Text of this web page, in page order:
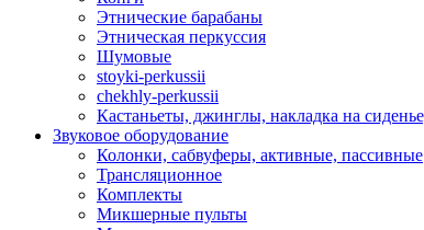
Этнические барабаны
Этническая перкуссия
Шумовые
stoyki-perkussii
chekhly-perkussii
Кастаньеты, джинглы, накладка на
Звуковое оборудование
Колонки, сабвуферы, активные, пассивные
Трансляционное
Комплекты
Микшерные пульты